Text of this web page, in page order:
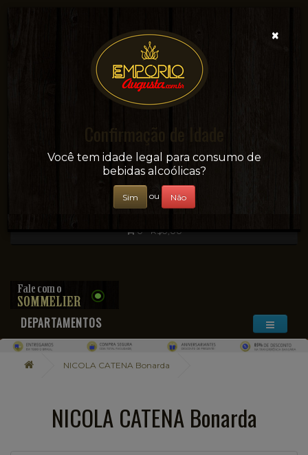
Sua conveniência e adega on-line!
0 - R$0,00
DEPARTAMENTOS
NICOLA CATENA Bonarda
NICOLA CATENA Bonarda
×
Confirmação de Idade
Você tem idade legal para consumo de
bebidas alcoólicas?
Sim ou Não